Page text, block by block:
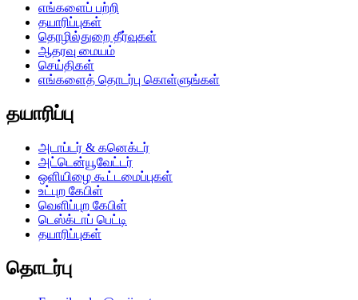
எங்களைப் பற்றி
தயாரிப்புகள்
தொழில்துறை தீர்வுகள்
ஆதரவு மையம்
செய்திகள்
எங்களைத் தொடர்பு கொள்ளுங்கள்
தயாரிப்பு
அடாப்டர் & கனெக்டர்
அட்டென்யூவேட்டர்
ஒளியிழை கூட்டமைப்புகள்
உட்புற கேபிள்
வெளிப்புற கேபிள்
டெஸ்க்டாப் பெட்டி
தயாரிப்புகள்
தொடர்பு